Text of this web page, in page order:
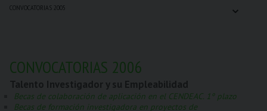
CONVOCATORIAS 2005
⌄
CONVOCATORIAS 2006
Becas de colaboración de aplicación en el CENDEAC. 1º plazo
Becas de formación investigadora en proyectos de